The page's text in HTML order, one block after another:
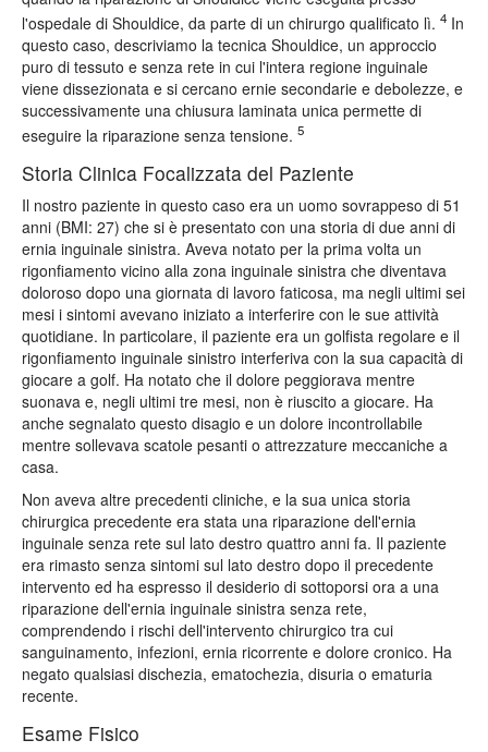
l'ospedale di Shouldice, da parte di un chirurgo qualificato lì. 4 In
questo caso, descriviamo la tecnica Shouldice, un approccio
puro di tessuto e senza rete in cui l'intera regione inguinale
viene dissezionata e si cercano ernie secondarie e debolezze, e
successivamente una chiusura laminata unica permette di
eseguire la riparazione senza tensione. 5
Storia Clinica Focalizzata del Paziente
Il nostro paziente in questo caso era un uomo sovrappeso di 51
anni (BMI: 27) che si è presentato con una storia di due anni di
ernia inguinale sinistra. Aveva notato per la prima volta un
rigonfiamento vicino alla zona inguinale sinistra che diventava
doloroso dopo una giornata di lavoro faticosa, ma negli ultimi sei
mesi i sintomi avevano iniziato a interferire con le sue attività
quotidiane. In particolare, il paziente era un golfista regolare e il
rigonfiamento inguinale sinistro interferiva con la sua capacità di
giocare a golf. Ha notato che il dolore peggiorava mentre
suonava e, negli ultimi tre mesi, non è riuscito a giocare. Ha
anche segnalato questo disagio e un dolore incontrollabile
mentre sollevava scatole pesanti o attrezzature meccaniche a
casa.
Non aveva altre precedenti cliniche, e la sua unica storia
chirurgica precedente era stata una riparazione dell'ernia
inguinale senza rete sul lato destro quattro anni fa. Il paziente
era rimasto senza sintomi sul lato destro dopo il precedente
intervento ed ha espresso il desiderio di sottoporsi ora a una
riparazione dell'ernia inguinale sinistra senza rete,
comprendendo i rischi dell'intervento chirurgico tra cui
sanguinamento, infezioni, ernia ricorrente e dolore cronico. Ha
negato qualsiasi dischezia, ematochezia, disuria o ematuria
recente.
Esame Fisico